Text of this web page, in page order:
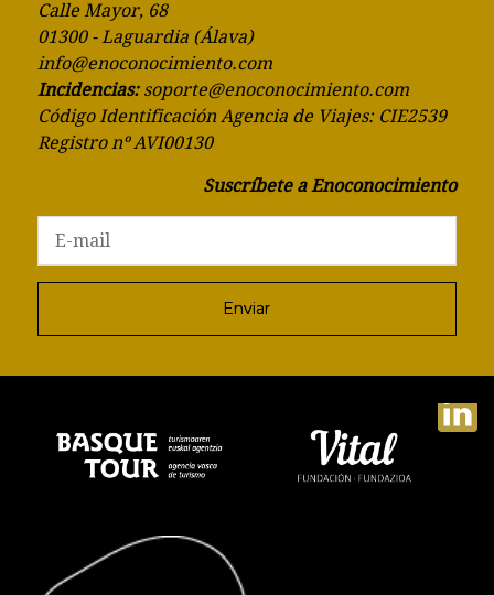
Calle Mayor, 68
01300 - Laguardia (Álava)
info@enoconocimiento.com
Incidencias: soporte@enoconocimiento.com
Código Identificación Agencia de Viajes: CIE2539
Registro nº AVI00130
Suscríbete a Enoconocimiento